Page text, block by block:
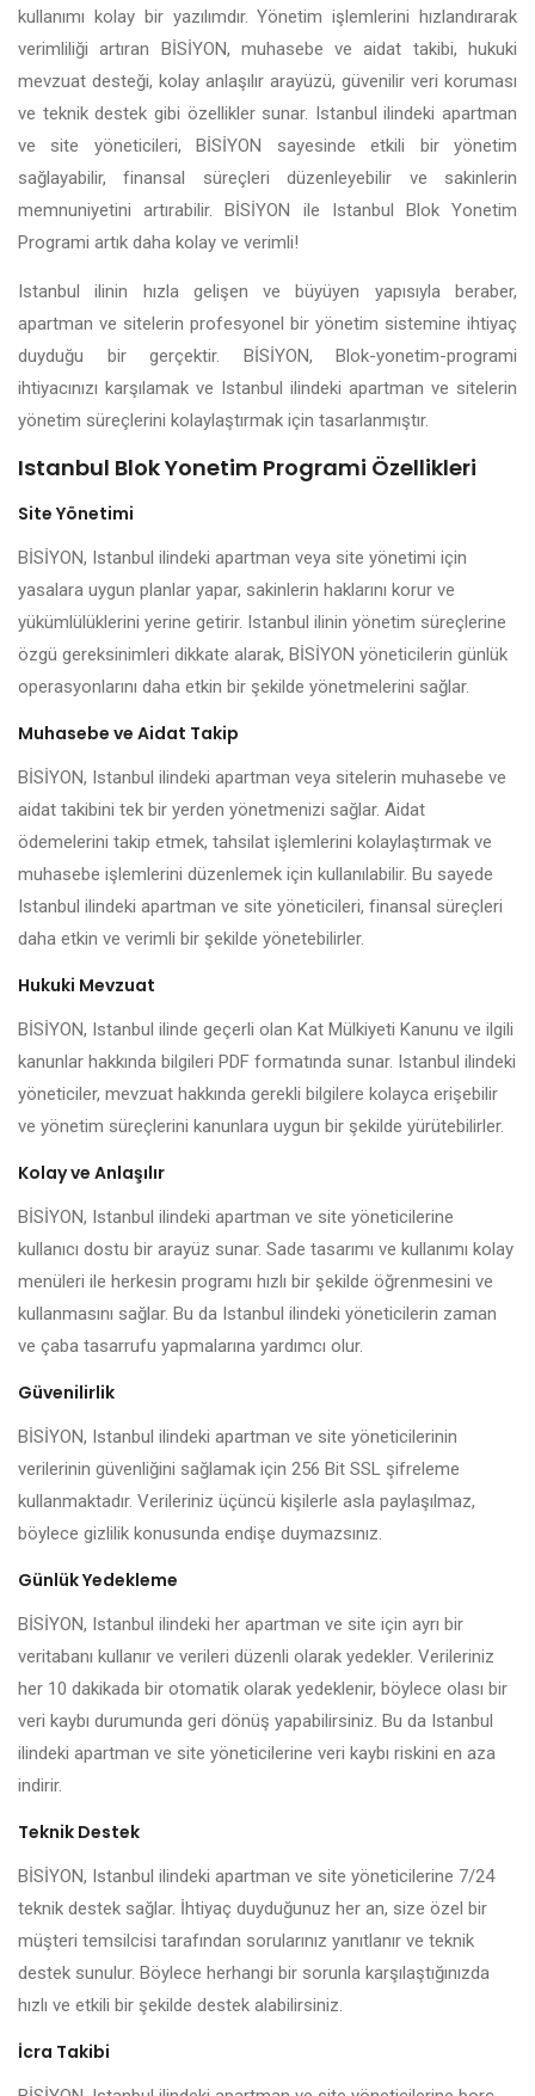
kullanımı kolay bir yazılımdır. Yönetim işlemlerini hızlandırarak
verimliliği artıran BİSİYON, muhasebe ve aidat takibi, hukuki
mevzuat desteği, kolay anlaşılır arayüzü, güvenilir veri koruması
ve teknik destek gibi özellikler sunar. Istanbul ilindeki apartman
ve site yöneticileri, BİSİYON sayesinde etkili bir yönetim
sağlayabilir, finansal süreçleri düzenleyebilir ve sakinlerin
memnuniyetini artırabilir. BİSİYON ile Istanbul Blok Yonetim
Programi artık daha kolay ve verimli!
Istanbul ilinin hızla gelişen ve büyüyen yapısıyla beraber,
apartman ve sitelerin profesyonel bir yönetim sistemine ihtiyaç
duyduğu bir gerçektir. BİSİYON, Blok-yonetim-programi
ihtiyacınızı karşılamak ve Istanbul ilindeki apartman ve sitelerin
yönetim süreçlerini kolaylaştırmak için tasarlanmıştır.
Istanbul Blok Yonetim Programi Özellikleri
Site Yönetimi
BİSİYON, Istanbul ilindeki apartman veya site yönetimi için
yasalara uygun planlar yapar, sakinlerin haklarını korur ve
yükümlülüklerini yerine getirir. Istanbul ilinin yönetim süreçlerine
özgü gereksinimleri dikkate alarak, BİSİYON yöneticilerin günlük
operasyonlarını daha etkin bir şekilde yönetmelerini sağlar.
Muhasebe ve Aidat Takip
BİSİYON, Istanbul ilindeki apartman veya sitelerin muhasebe ve
aidat takibini tek bir yerden yönetmenizi sağlar. Aidat
ödemelerini takip etmek, tahsilat işlemlerini kolaylaştırmak ve
muhasebe işlemlerini düzenlemek için kullanılabilir. Bu sayede
Istanbul ilindeki apartman ve site yöneticileri, finansal süreçleri
daha etkin ve verimli bir şekilde yönetebilirler.
Hukuki Mevzuat
BİSİYON, Istanbul ilinde geçerli olan Kat Mülkiyeti Kanunu ve ilgili
kanunlar hakkında bilgileri PDF formatında sunar. Istanbul ilindeki
yöneticiler, mevzuat hakkında gerekli bilgilere kolayca erişebilir
ve yönetim süreçlerini kanunlara uygun bir şekilde yürütebilirler.
Kolay ve Anlaşılır
BİSİYON, Istanbul ilindeki apartman ve site yöneticilerine
kullanıcı dostu bir arayüz sunar. Sade tasarımı ve kullanımı kolay
menüleri ile herkesin programı hızlı bir şekilde öğrenmesini ve
kullanmasını sağlar. Bu da Istanbul ilindeki yöneticilerin zaman
ve çaba tasarrufu yapmalarına yardımcı olur.
Güvenilirlik
BİSİYON, Istanbul ilindeki apartman ve site yöneticilerinin
verilerinin güvenliğini sağlamak için 256 Bit SSL şifreleme
kullanmaktadır. Verileriniz üçüncü kişilerle asla paylaşılmaz,
böylece gizlilik konusunda endişe duymazsınız.
Günlük Yedekleme
BİSİYON, Istanbul ilindeki her apartman ve site için ayrı bir
veritabanı kullanır ve verileri düzenli olarak yedekler. Verileriniz
her 10 dakikada bir otomatik olarak yedeklenir, böylece olası bir
veri kaybı durumunda geri dönüş yapabilirsiniz. Bu da Istanbul
ilindeki apartman ve site yöneticilerine veri kaybı riskini en aza
indirir.
Teknik Destek
BİSİYON, Istanbul ilindeki apartman ve site yöneticilerine 7/24
teknik destek sağlar. İhtiyaç duyduğunuz her an, size özel bir
müşteri temsilcisi tarafından sorularınız yanıtlanır ve teknik
destek sunulur. Böylece herhangi bir sorunla karşılaştığınızda
hızlı ve etkili bir şekilde destek alabilirsiniz.
İcra Takibi